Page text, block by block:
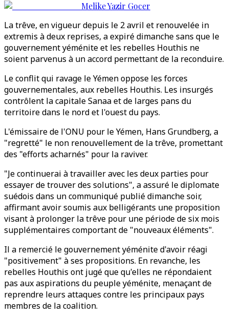
Melike Yazir Gocer
La trêve, en vigueur depuis le 2 avril et renouvelée in
extremis à deux reprises, a expiré dimanche sans que le
gouvernement yéménite et les rebelles Houthis ne
soient parvenus à un accord permettant de la reconduire.
Le conflit qui ravage le Yémen oppose les forces
gouvernementales, aux rebelles Houthis. Les insurgés
contrôlent la capitale Sanaa et de larges pans du
territoire dans le nord et l'ouest du pays.
L'émissaire de l'ONU pour le Yémen, Hans Grundberg, a
"regretté" le non renouvellement de la trêve, promettant
des "efforts acharnés" pour la raviver.
"Je continuerai à travailler avec les deux parties pour
essayer de trouver des solutions", a assuré le diplomate
suédois dans un communiqué publié dimanche soir,
affirmant avoir soumis aux belligérants une proposition
visant à prolonger la trêve pour une période de six mois
supplémentaires comportant de "nouveaux éléments".
Il a remercié le gouvernement yéménite d'avoir réagi
"positivement" à ses propositions. En revanche, les
rebelles Houthis ont jugé que qu'elles ne répondaient
pas aux aspirations du peuple yéménite, menaçant de
reprendre leurs attaques contre les principaux pays
membres de la coalition.